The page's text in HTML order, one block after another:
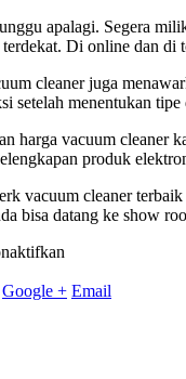
apalagi. Segera
Di online dan di
cleaner juga
setelah menentukan
harga vacuum cleaner
produk
vacuum cleaner
bisa datang ke show
Vacuum
Google + Email